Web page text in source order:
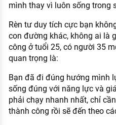
mình thay vì luôn sống trong
Rèn tư duy tích cực bạn
con đường khác, không ai là
công ở tuổi 25, có người 35
quan trọng là:
Bạn đã đi đúng hướng mình
sống đúng với năng lực và
phải chạy nhanh nhất, chỉ
thành công rồi sẽ đến theo